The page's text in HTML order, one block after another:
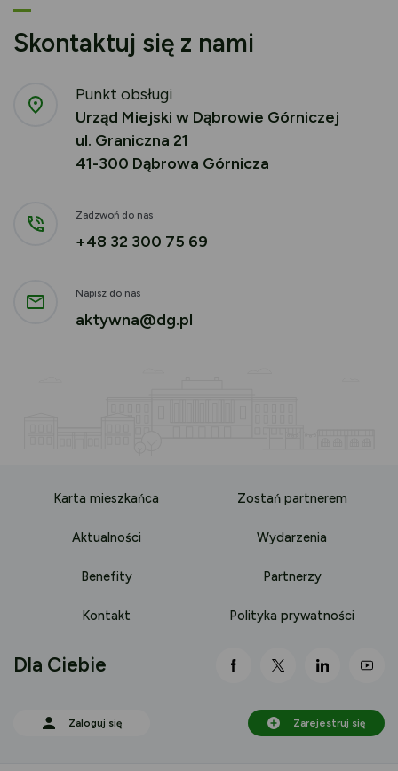
Skontaktuj się z nami
Punkt obsługi
Urząd Miejski w Dąbrowie Górniczej
ul. Graniczna 21
41-300 Dąbrowa Górnicza
Zadzwoń do nas
+48 32 300 75 69
Napisz do nas
aktywna@dg.pl
Karta mieszkańca Zostań partnerem
Aktualności Wydarzenia
Benefity Partnerzy
Kontakt Polityka prywatności
link otwiera się nowej
link otwiera się
link
Dla Ciebie
Zaloguj się Zarejestruj się